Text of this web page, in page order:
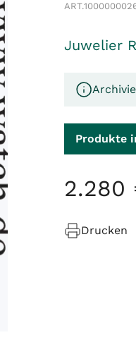
ART.
Juwelier
Produkte
2.280
Drucken